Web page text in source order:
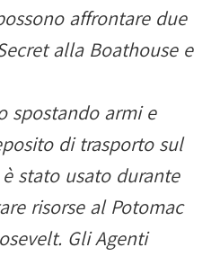
affrontare due
alla Boathouse e
spostando armi e
di trasporto sul
stato usato durante
risorse al Potomac
Gli Agenti